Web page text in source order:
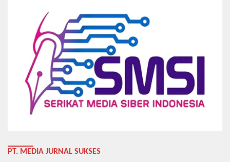
PT. MEDIA JURNAL SUKSES